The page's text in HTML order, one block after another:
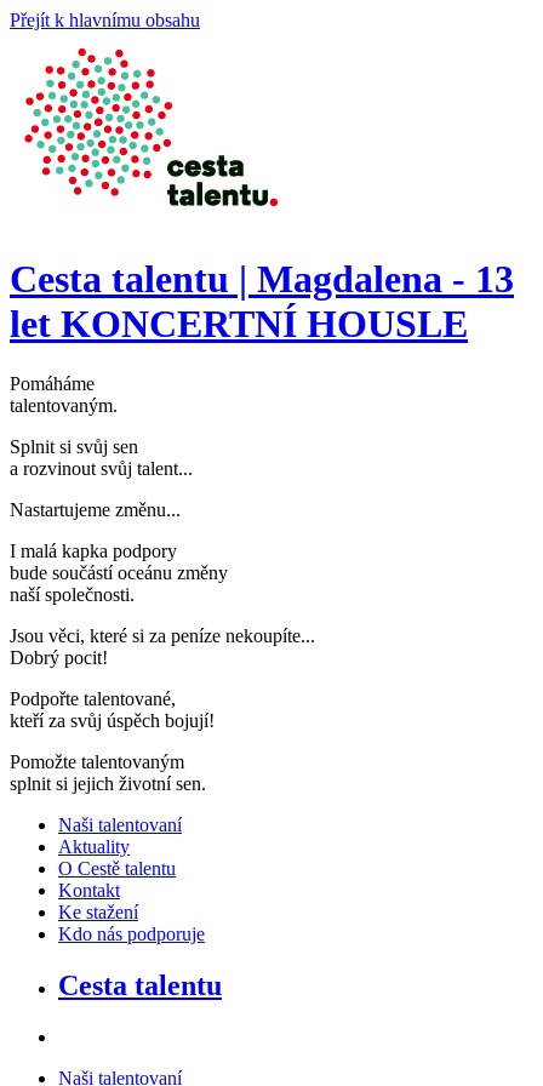
Přejít k hlavnímu obsahu
Cesta talentu | Magdalena - 13
let KONCERTNÍ HOUSLE
Pomáháme
talentovaným.
Splnit si svůj sen
a rozvinout svůj talent...
Nastartujeme změnu...
I malá kapka podpory
bude součástí oceánu změny
naší společnosti.
Jsou věci, které si za peníze nekoupíte...
Dobrý pocit!
Podpořte talentované,
kteří za svůj úspěch bojují!
Pomožte talentovaným
splnit si jejich životní sen.
Naši talentovaní
Aktuality
O Cestě talentu
Kontakt
Ke stažení
Kdo nás podporuje
Cesta talentu
Naši talentovaní